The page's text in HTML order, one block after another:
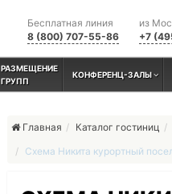
из
+7
Бесплатная линия
8 (800) 707-55-86
РАЗМЕЩЕНИЕ
ГРУПП
КОНФЕРЕНЦ-ЗАЛЫ
Главная
Каталог гостиниц
Схема Никита курортный